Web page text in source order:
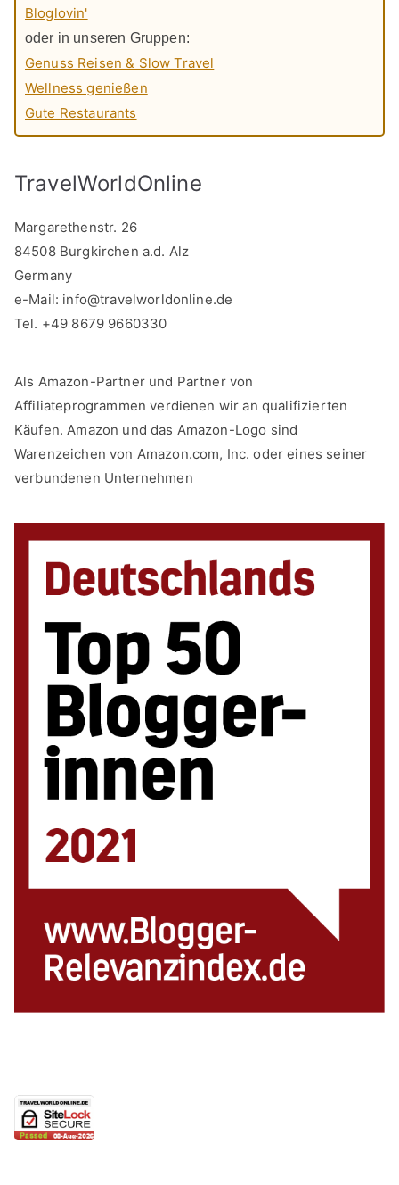
Bloglovin'
oder in unseren Gruppen:
Genuss Reisen & Slow Travel
Wellness genießen
Gute Restaurants
TravelWorldOnline
Margarethenstr. 26
84508 Burgkirchen a.d. Alz
Germany
e-Mail: info@travelworldonline.de
Tel. +49 8679 9660330
Als Amazon-Partner und Partner von
Affiliateprogrammen verdienen wir an qualifizierten
Käufen. Amazon und das Amazon-Logo sind
Warenzeichen von Amazon.com, Inc. oder eines seiner
verbundenen Unternehmen